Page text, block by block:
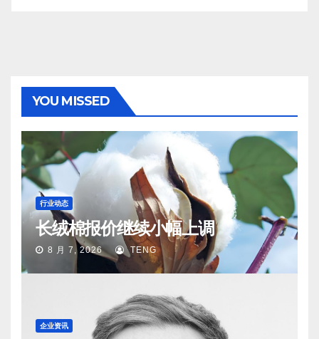
YOU MISSED
行业动态
长绒棉报价继续小幅上调
8 月 7, 2026 TENG
企业资讯